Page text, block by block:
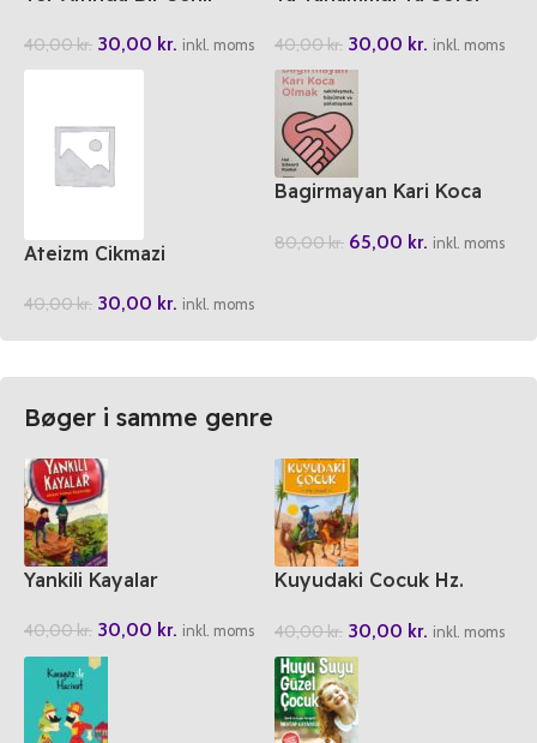
40,00kr. 30,00 kr. inkl. moms 40,00kr. 30,00 kr. inkl. moms
Ateizm Cikmazi
40,00kr. 30,00 kr. inkl. moms
Bagirmayan Kari Koca
80,00kr. 65,00 kr. inkl. moms
Bøger i samme genre
Yankili Kayalar
40,00kr. 30,00 kr. inkl. moms
Kuyudaki Cocuk Hz.
40,00kr. 30,00 kr. inkl. moms